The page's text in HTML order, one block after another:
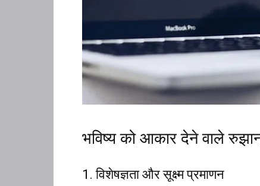
भविष्य को आकार देने वाले
1. विशेषज्ञता और सूक्ष्म प्रमाणन